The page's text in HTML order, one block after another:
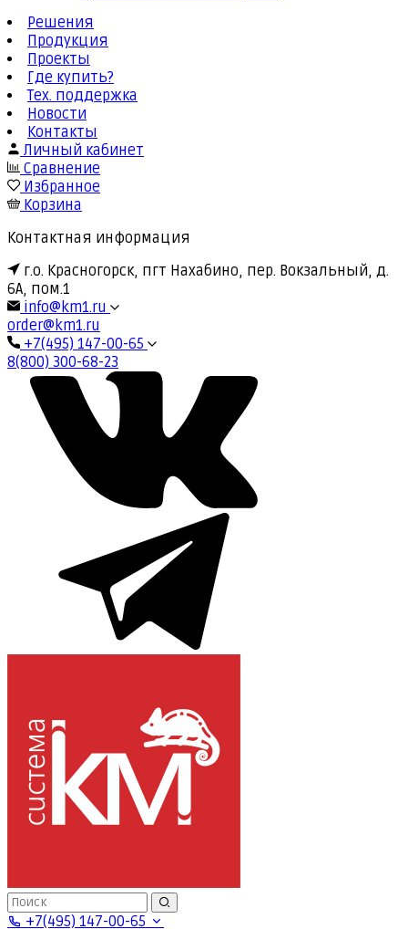
Решения
Продукция
Проекты
Где купить?
Тех. поддержка
Новости
Контакты
Личный кабинет
Сравнение
Избранное
Корзина
Контактная информация
г.о. Красногорск, пгт Нахабино, пер. Вокзальный, д.
6А, пом.1
info@km1.ru
order@km1.ru
+7(495) 147-00-65
8(800) 300-68-23
+7(495) 147-00-65